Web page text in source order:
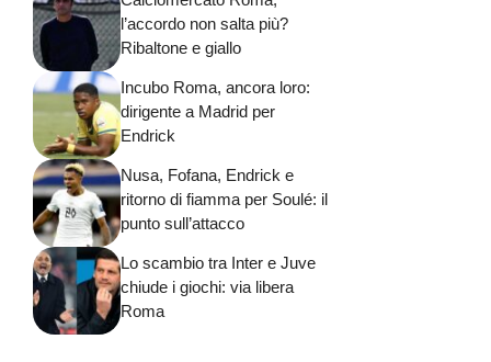
l’accordo non salta più?
Ribaltone e giallo
Incubo Roma, ancora loro:
dirigente a Madrid per
Endrick
Nusa, Fofana, Endrick e
ritorno di fiamma per Soulé: il
punto sull’attacco
Lo scambio tra Inter e Juve
chiude i giochi: via libera
Roma